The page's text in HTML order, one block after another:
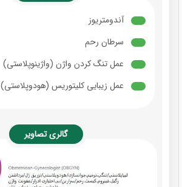
آندومتریوز
سرطان رحم
عمل تنگ کردن واژن (واژینوپلاستی)
عمل زیبایی کلیتوریس (هودوپلاستی)
گالری تصاویر